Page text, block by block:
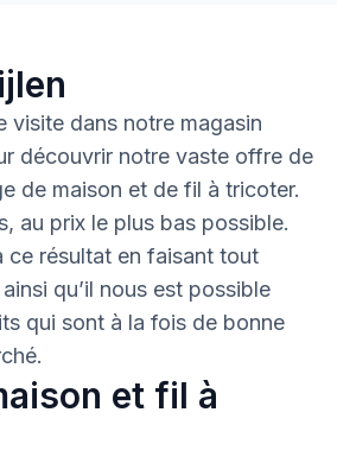
visite dans notre magasin
découvrir notre vaste offre de
de maison et de fil à tricoter.
au prix le plus bas possible.
ce résultat en faisant tout
qu’il nous est possible
qui sont à la fois de bonne
et fil à